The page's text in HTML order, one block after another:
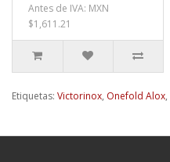
Antes de IVA: MXN
$1,611.21
Etiquetas: Victorinox, Onefold Alox,